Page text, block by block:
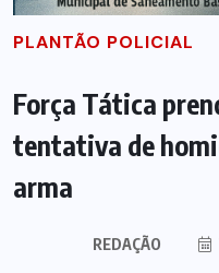
PLANTÃO POLICIAL
Força Tática
tentativa de
arma
REDAÇÃO